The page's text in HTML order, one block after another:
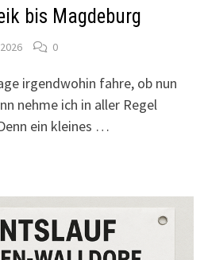
bis Magdeburg
0
irgendwohin fahre, ob nun
nehme ich in aller Regel
ein kleines …